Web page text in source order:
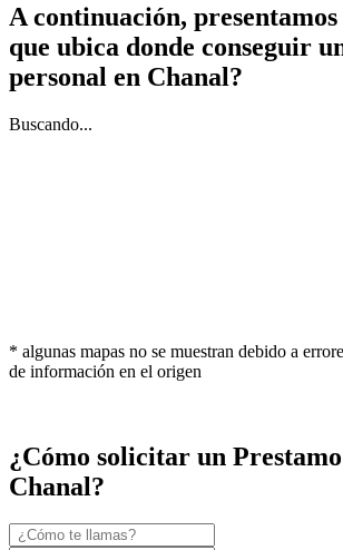
A continuación,
que ubica donde conseguir
personal en Chanal?
Buscando...
* algunas mapas no se muestran debido a
de información en el origen
¿Cómo solicitar un
Chanal?